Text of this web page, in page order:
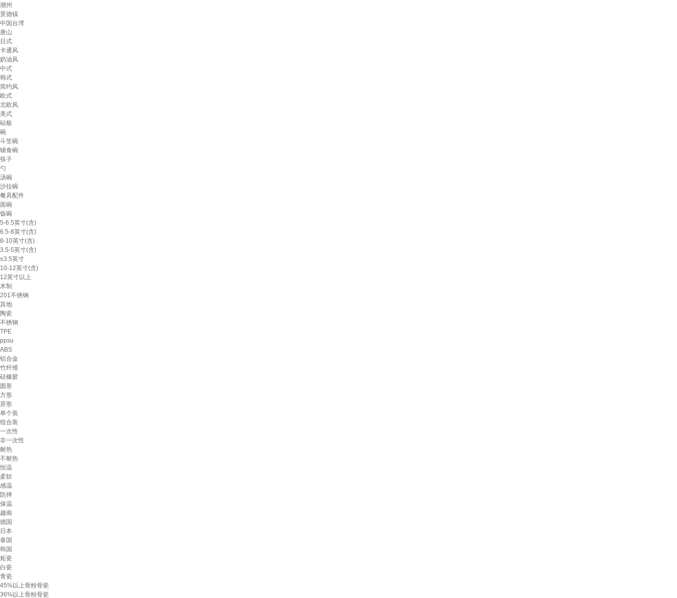
潮州
景德镇
中国台湾
唐山
日式
卡通风
奶油风
中式
韩式
简约风
欧式
北欧风
美式
砧板
碗
斗笠碗
辅食碗
筷子
勺
汤碗
沙拉碗
餐具配件
面碗
饭碗
5-6.5英寸(含)
6.5-8英寸(含)
8-10英寸(含)
3.5-5英寸(含)
≤3.5英寸
10-12英寸(含)
12英寸以上
木制
201不锈钢
其他
陶瓷
不锈钢
TPE
ppsu
ABS
铝合金
竹纤维
硅橡胶
圆形
方形
异形
单个装
组合装
一次性
非一次性
耐热
不耐热
恒温
柔软
感温
防摔
保温
越南
德国
日本
泰国
韩国
炻瓷
白瓷
青瓷
45%以上骨粉骨瓷
36%以上骨粉骨瓷